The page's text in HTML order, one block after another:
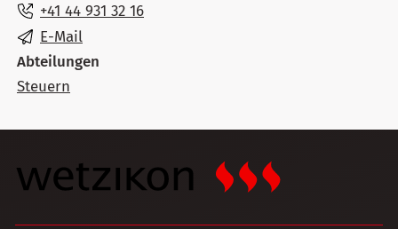
+41 44 931 32 16
E-Mail
Abteilungen
Steuern